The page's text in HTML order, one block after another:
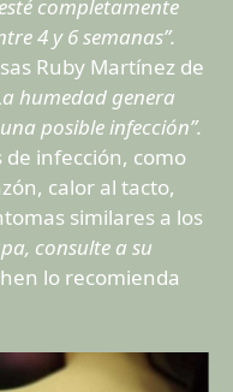
completamente
4 y 6 semanas”.
Ruby Martínez de
humedad genera
posible infección”.
de infección, como
calor al tacto,
similares a los
consulte a su
lo recomienda